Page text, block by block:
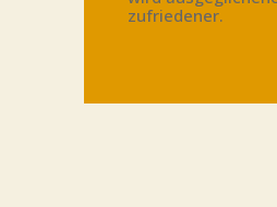
zufriedener.